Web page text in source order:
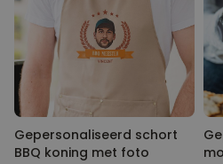
Gepersonaliseerd schort
BBQ koning met foto